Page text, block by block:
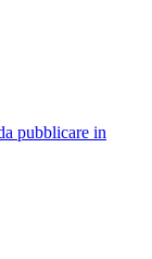
pubblicare in